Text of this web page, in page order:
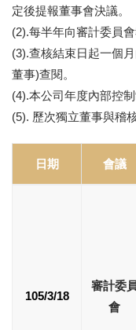
定後提報董事會決議。
(2).每半年向審計委員
(3).查核結束日起一個
董事)查閱。
(4).本公司年度內部控
(5). 歷次獨立董事與稽
日期 會議
105/3/18
審計委
會